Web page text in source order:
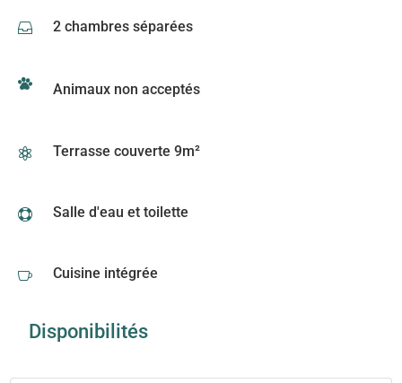
 2 chambres séparées
Animaux non acceptés
 Terrasse couverte 9m²
 Salle d'eau et toilette
 Cuisine intégrée
Disponibilités